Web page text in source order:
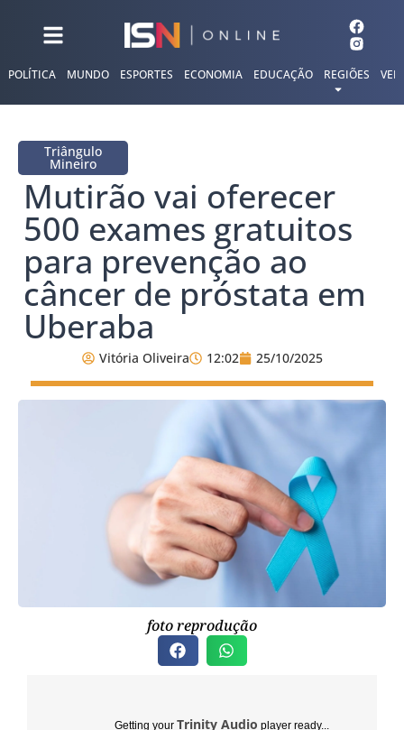
POLÍTICA MUNDO ESPORTES ECONOMIA EDUCAÇÃO REGIÕES
Triângulo
Mineiro
Mutirão vai oferecer
500 exames gratuitos
para prevenção ao
câncer de próstata em
Uberaba
Vitória Oliveira 12:02 25/10/2025
foto reprodução
Getting your Trinity Audio player ready...